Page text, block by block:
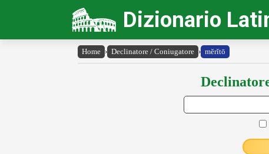
Dizionario
Home › Declinatore / Coniugatore › mĕrĭtō